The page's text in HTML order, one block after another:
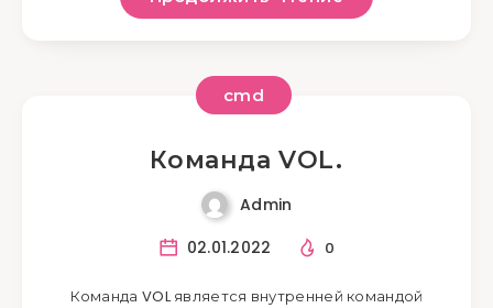
cmd
Команда VOL.
Admin
02.01.2022
0
Команда VOL является внутренней командой